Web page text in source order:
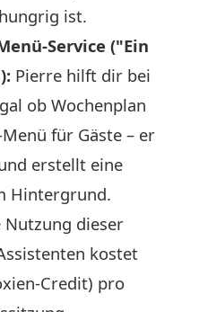
ist.
Service ("Ein
Pierre hilft dir bei
ob Wochenplan
für Gäste – er
erstellt eine
Hintergrund.
dieser
kostet
Credit) pro